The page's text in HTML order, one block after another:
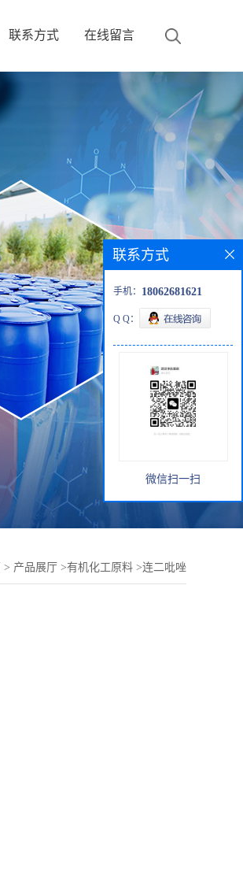
联系方式 在线留言
> 产品展厅 >有机化工原料 >连二吡唑
联系方式
手机： 18062681621
Q Q：
微信扫一扫